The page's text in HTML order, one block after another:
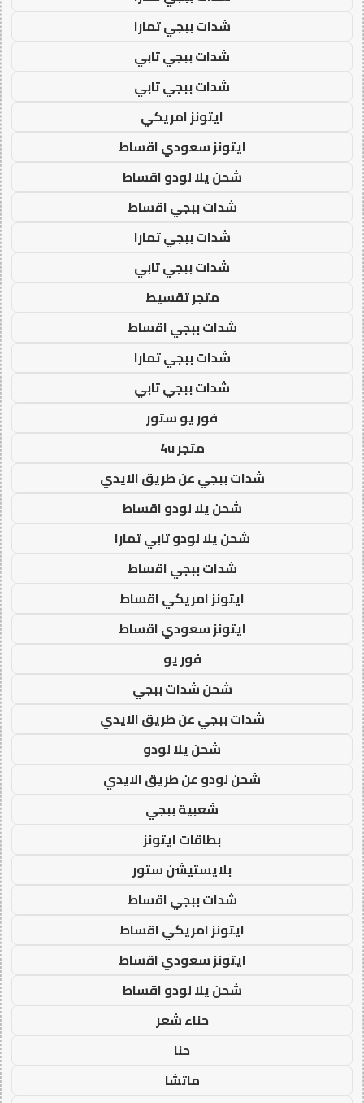
شدات ببجي تمارا
شدات ببجي تابي
شدات ببجي تابي
ايتونز امريكي
ايتونز سعودي اقساط
شحن يلا لودو اقساط
شدات ببجي اقساط
شدات ببجي تمارا
شدات ببجي تابي
متجر تقسيط
شدات ببجي اقساط
شدات ببجي تمارا
شدات ببجي تابي
فور يو ستور
متجر 4u
شدات ببجي عن طريق الايدي
شحن يلا لودو اقساط
شحن يلا لودو تابي تمارا
شدات ببجي اقساط
ايتونز امريكي اقساط
ايتونز سعودي اقساط
فور يو
شحن شدات ببجي
شدات ببجي عن طريق الايدي
شحن يلا لودو
شحن لودو عن طريق الايدي
شعبية ببجي
بطاقات ايتونز
بلايستيشن ستور
شدات ببجي اقساط
ايتونز امريكي اقساط
ايتونز سعودي اقساط
شحن يلا لودو اقساط
حناء شعر
حنا
ماتشا